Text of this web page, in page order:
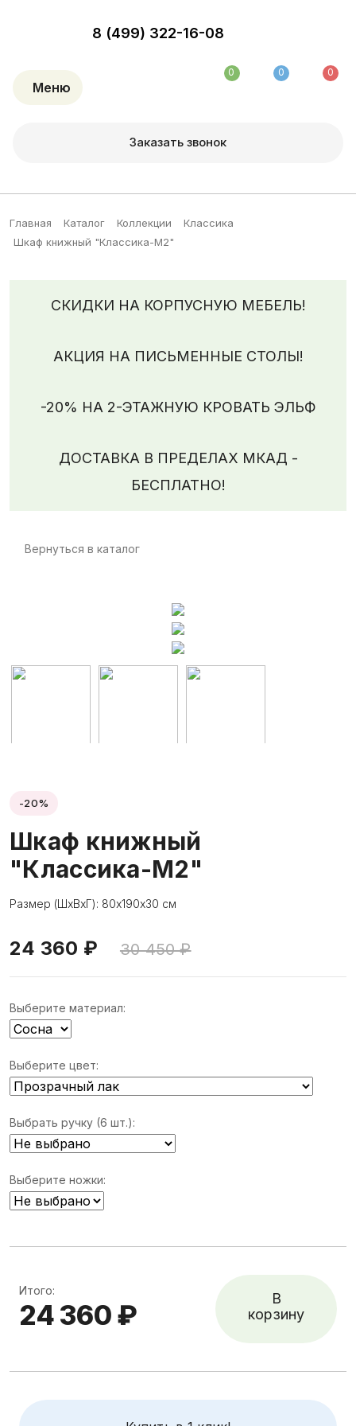
8 (499) 322-16-08
Меню
0 0 0
Заказать звонок
Главная Каталог Коллекции
Классика
Шкаф книжный "Классика-М2"
СКИДКИ НА КОРПУСНУЮ МЕБЕЛЬ!
АКЦИЯ НА ПИСЬМЕННЫЕ СТОЛЫ!
-20% НА 2-ЭТАЖНУЮ КРОВАТЬ ЭЛЬФ
ДОСТАВКА В ПРЕДЕЛАХ МКАД -
БЕСПЛАТНО!
Вернуться в каталог
-20%
Шкаф книжный
"Классика-М2"
Размер (ШхВхГ): 80х190х30 см
24 360 ₽ 30 450 ₽
Выберите материал:
Выберите цвет:
Выбрать ручку (6 шт.):
Выберите ножки:
В
корзину
Итого:
24 360 ₽